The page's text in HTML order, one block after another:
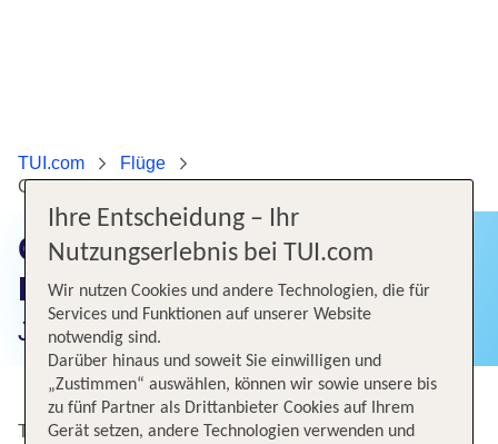
TUI.com
Flüge
Günstige Flüge von Düsseldorf nach Split
Günstige Flüge von
Düsseldorf nach Split
Jetzt Flugangebote finden!
Top Angebote von Düsseldorf nach Split
Ihre Entscheidung – Ihr
Nutzungserlebnis bei TUI.com
Wir nutzen Cookies und andere Technologien, die für
Services und Funktionen auf unserer Website
notwendig sind.
Darüber hinaus und soweit Sie einwilligen und
„Zustimmen“ auswählen, können wir sowie unsere bis
zu fünf Partner als Drittanbieter Cookies auf Ihrem
Gerät setzen, andere Technologien verwenden und